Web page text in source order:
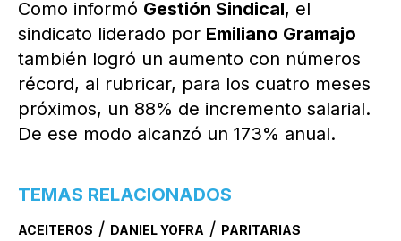
Como informó Gestión Sindical, el
sindicato liderado por Emiliano Gramajo
también logró un aumento con números
récord, al rubricar, para los cuatro meses
próximos, un 88% de incremento salarial.
De ese modo alcanzó un 173% anual.
TEMAS RELACIONADOS
ACEITEROS / DANIEL YOFRA / PARITARIAS